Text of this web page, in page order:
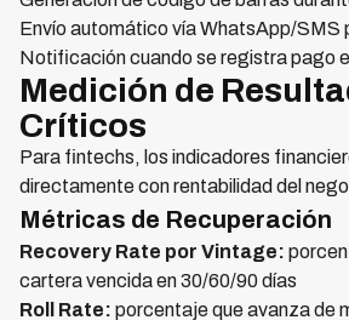
Envío automático vía WhatsApp/SMS
Notificación cuando se registra pago
Medición de
Críticos
Para fintechs, los indicadores
directamente con rentabilidad del
Métricas de Recuperación
Recovery Rate por Vintage:
cartera vencida en 30/60/90 días
Roll Rate: porcentaje que avanza de